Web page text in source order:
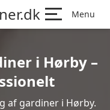
Menu
i Hørby –
af gardiner i Hørby.